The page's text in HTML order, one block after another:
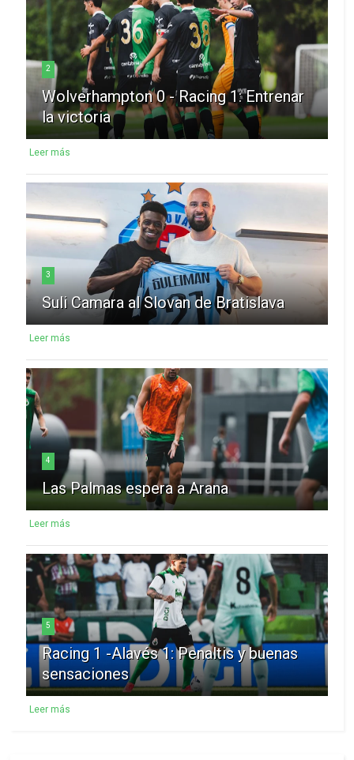
2
Wolverhampton 0 - Racing 1: Entrenar
la victoria
Leer más
3
Suli Camara al Slovan de Bratislava
Leer más
4
Las Palmas espera a Arana
Leer más
5
Racing 1 -Alavés 1: Penaltis y buenas
sensaciones
Leer más